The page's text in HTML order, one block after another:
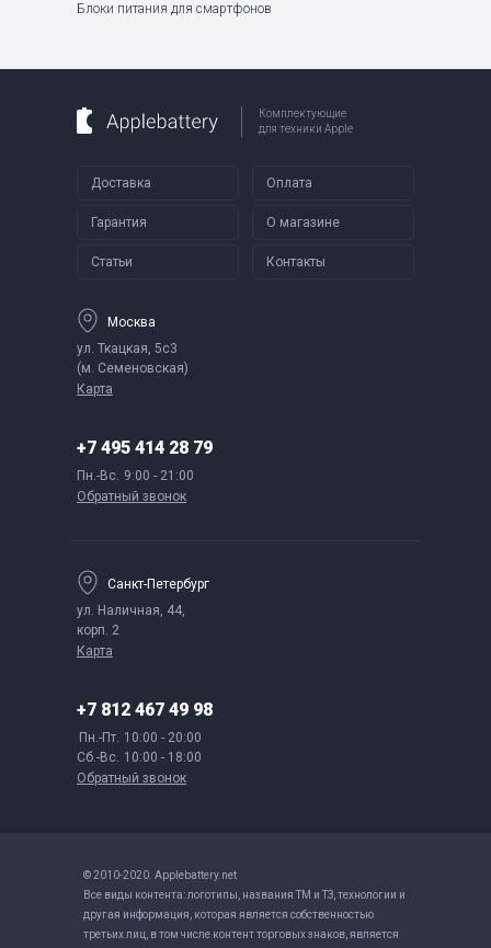
Блоки питания для смартфонов
Комплектующие
для техники Apple
Доставка Оплата
Гарантия О магазине
Статьи Контакты
Москва
ул. Ткацкая, 5с3
(м. Семеновская)
Карта
+7 495 414 28 79
Пн.-Вс. 9:00 - 21:00
Обратный звонок
Санкт-Петербург
ул. Наличная, 44,
корп. 2
Карта
+7 812 467 49 98
Пн.-Пт. 10:00 - 20:00
Сб.-Вс. 10:00 - 18:00
Обратный звонок
© 2010-2020. Applebattery.net
Все виды контента: логотипы, названия ТМ и ТЗ, технологии и
другая информация, которая является собственностью
третьих лиц, в том числе контент торговых знаков, является